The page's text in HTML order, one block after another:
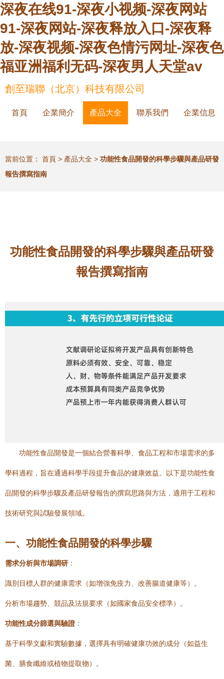
深夜在线91-深夜小视频-深夜网站
91-深夜网站-深夜释放入口-深夜释
放-深夜视频-深夜色情污网址-深夜色
福亚洲福利无码-深夜男人天堂av
創至瑞聯（北京）科技有限公司
首頁 企業簡介 產品大全 聯系我們 企業信息
當前位置： 首頁 > 產品大全 > 功能性食品開發的科學步驟與產品研發
報告撰寫指南
功能性食品開發的科學步驟與產品研發
報告撰寫指南
功能性食品開發是一個結合營養科學、食品工程和市場需求的多
學科過程，旨在通過科學手段提升食品的健康效益。以下是功能性食
品開發的科學步驟及產品研發報告的撰寫思路與方法，適用于工程和
技術研究與試驗發展領域。
一、功能性食品開發的科學步驟
需求分析與市場調研 ：
識別目標人群的健康需求（如增強免疫力、改善腸道健康等）。
分析市場趨勢、競品及法規要求（如國家食品安全標準）。
功能性成分篩選與驗證：
基于科學文獻和實驗數據，選擇具有明確健康功效的成分（如益生
菌、膳食纖維或植物提取物）。